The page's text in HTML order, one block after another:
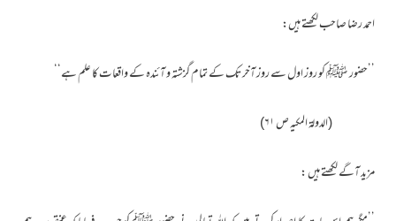
احمد رضا صاحب لکھتے ہیں:
’’حضور ﷺ کو روز اول سے روز آخر تک کے تمام گزشتہ و آئندہ کے واقعات کا علم ہے‘‘
(الدولۃ المکیہ ص ۶۱)
مزید آگے لکھتے ہیں :